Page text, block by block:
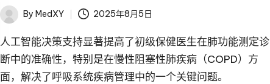
Posted
by
By MedXY 2025年8月5日
人工智能决策支持显著提高了初级保健医生在肺功能测定诊
断中的准确性，特别是在慢性阻塞性肺疾病（COPD）方
面，解决了呼吸系统疾病管理中的一个关键问题。